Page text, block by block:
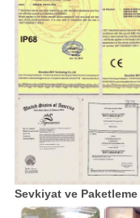
Sevkiyat ve Paketleme